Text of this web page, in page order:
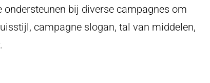
bij diverse campagnes om
campagne slogan, tal van middelen,